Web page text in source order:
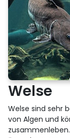
Welse
Welse sind sehr
von Algen und